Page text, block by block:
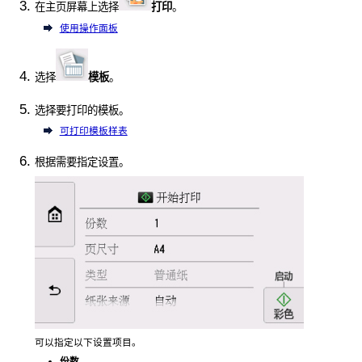
在主页屏幕上选择 打印。
使用操作面板
选择 模板。
选择要打印的模板。
可打印模板样表
根据需要指定设置。
可以指定以下设置项目。